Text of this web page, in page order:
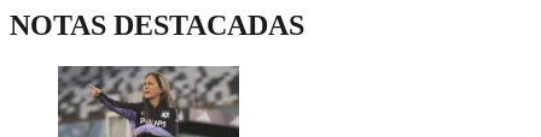
NOTAS DESTACADAS